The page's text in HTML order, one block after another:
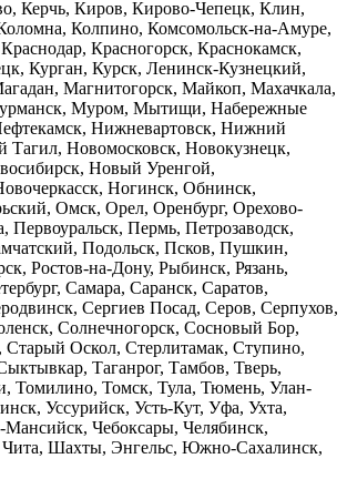
Керчь, Киров, Кирово-Чепецк, Клин,
Колпино, Комсомольск-на-Амуре,
Красногорск, Краснокамск,
Курган, Курск, Ленинск-Кузнецкий,
Магнитогорск, Майкоп, Махачкала,
Муром, Мытищи, Набережные
Нижневартовск, Нижний
Новомосковск, Новокузнецк,
Новый Уренгой,
Ногинск, Обнинск,
Омск, Орел, Оренбург, Орехово-
Первоуральск, Пермь, Петрозаводск,
Подольск, Псков, Пушкин,
Ростов-на-Дону, Рыбинск, Рязань,
Самара, Саранск, Саратов,
Сергиев Посад, Серов, Серпухов,
Солнечногорск, Сосновый Бор,
Старый Оскол, Стерлитамак, Ступино,
Таганрог, Тамбов, Тверь,
Томилино, Томск, Тула, Тюмень, Улан-
Уссурийск, Усть-Кут, Уфа, Ухта,
Чебоксары, Челябинск,
Чита, Шахты, Энгельс, Южно-Сахалинск,